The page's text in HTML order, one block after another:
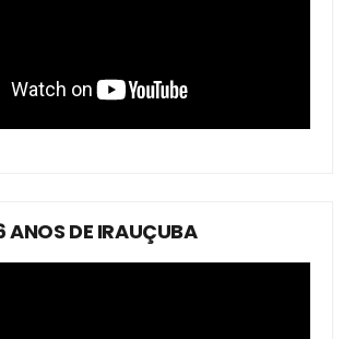
ANOS DE IRAUÇUBA